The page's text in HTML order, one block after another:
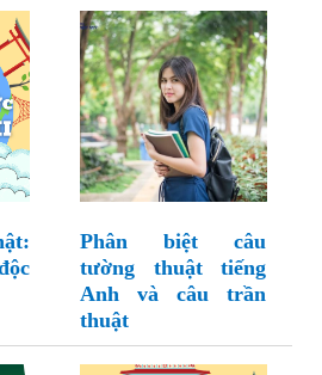
Phân biệt câu
tường thuật tiếng
Anh và câu trần
thuật